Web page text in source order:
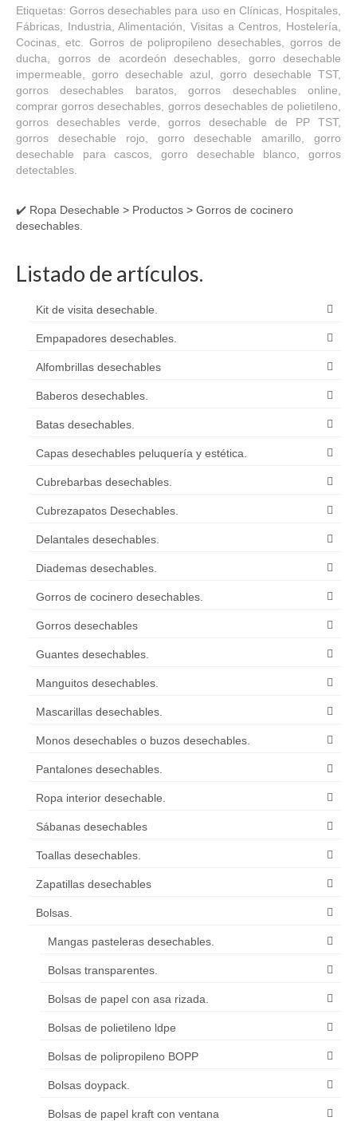
Etiquetas: Gorros desechables para uso en Clínicas, Hospitales,
Fábricas, Industria, Alimentación, Visitas a Centros, Hostelería,
Cocinas, etc. Gorros de polipropileno desechables, gorros de
ducha, gorros de acordeón desechables, gorro desechable
impermeable, gorro desechable azul, gorro desechable TST,
gorros desechables baratos, gorros desechables online,
comprar gorros desechables, gorros desechables de polietileno,
gorros desechables verde, gorros desechable de PP TST,
gorros desechable rojo, gorro desechable amarillo, gorro
desechable para cascos, gorro desechable blanco, gorros
detectables.
✔️ Ropa Desechable > Productos > Gorros de cocinero
desechables.
Listado de artículos.
Kit de visita desechable.
Empapadores desechables.
Alfombrillas desechables
Baberos desechables.
Batas desechables.
Capas desechables peluquería y estética.
Cubrebarbas desechables.
Cubrezapatos Desechables.
Delantales desechables.
Diademas desechables.
Gorros de cocinero desechables.
Gorros desechables
Guantes desechables.
Manguitos desechables.
Mascarillas desechables.
Monos desechables o buzos desechables.
Pantalones desechables.
Ropa interior desechable.
Sábanas desechables
Toallas desechables.
Zapatillas desechables
Bolsas.
Mangas pasteleras desechables.
Bolsas transparentes.
Bolsas de papel con asa rizada.
Bolsas de polietileno ldpe
Bolsas de polipropileno BOPP
Bolsas doypack.
Bolsas de papel kraft con ventana